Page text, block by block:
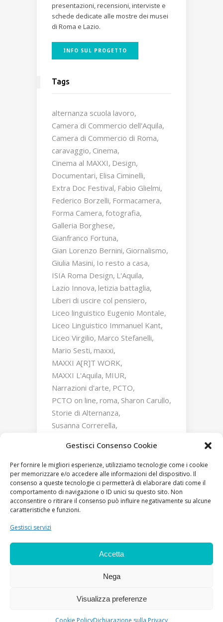
Gestisci Consenso Cookie
Per fornire le migliori esperienze, utilizziamo tecnologie come i cookie
per memorizzare e/o accedere alle informazioni del dispositivo. Il
consenso a queste tecnologie ci permetterà di elaborare dati come il
comportamento di navigazione o ID unici su questo sito. Non
acconsentire o ritirare il consenso può influire negativamente su alcune
caratteristiche e funzioni.
Gestisci servizi
Accetta
Nega
Visualizza preferenze
Cookie PolicyDichiarazione sulla Privacy
presentazioni, recensioni, interviste e
schede dedicate alle mostre dei musei
di Roma e Lazio.
INFO SUL PROGETTO
Tags
alternanza scuola lavoro
Camera di Commercio dell'Aquila
Camera di Commercio di Roma
caravaggio Cinema
Cinema al MAXXI Design
Documentari Elisa Ciminelli
Extra Doc Festival Fabio Glielmi
Federico Borzelli Formacamera
Forma Camera fotografia
Galleria Borghese
Gianfranco Fortuna
Gian Lorenzo Bernini Giornalismo
Giulia Masini Io resto a casa
ISIA Roma Design L'Aquila
Lazio Innova letizia battaglia
Liberi di uscire col pensiero
Liceo linguistico Eugenio Montale
Liceo Linguistico Immanuel Kant
Liceo Virgilio Marco Stefanelli
Mario Sesti maxxi
MAXXI A[R]T WORK
MAXXI L'Aquila MIUR
Narrazioni d'arte PCTO
PCTO on line roma Sharon Carullo
Storie di Alternanza
Susanna Correrella
William Kentridge Zaha Hadid
MAXXI A[R]T WORKè un progetto di Fondazione
MAXXI